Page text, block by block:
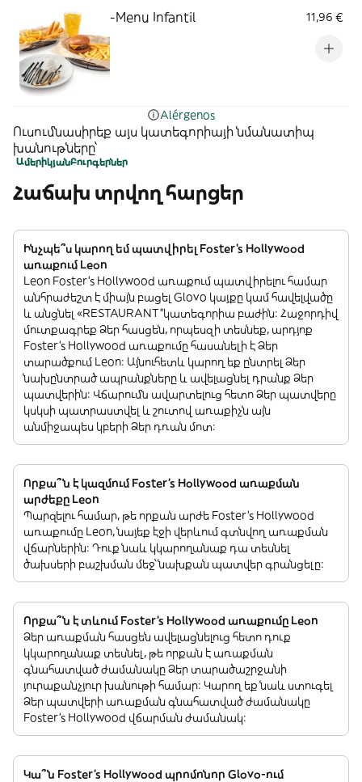
-Menu Infantil 11,96 €
Alérgenos
Ուսումնասիրեք այս կատեգորիայի նմանատիպ
խանութները՝
ԱմերիկյանԲուրգերներ
Հաճախ տրվող հարցեր
Ինչպե՞ս կարող եմ պատվիրել Foster's Hollywood
առաքում Leon
Leon Foster's Hollywood առաքում պատվիրելու համար
անհրաժեշտ է միայն բացել Glovo կայքը կամ հավելվածը
և անցնել «RESTAURANT”կատեգորիա բաժին: Հաջորդիվ
մուտքագրեք Ձեր հասցեն, որպեսզի տեսնեք, արդյոք
Foster's Hollywood առաքումը հասանելի է Ձեր
տարածքում Leon: Այնուհետև կարող եք ընտրել Ձեր
նախընտրած ապրանքները և ավելացնել դրանք Ձեր
պատվերին: Վճարումն ավարտելուց հետո Ձեր պատվերը
կսկսի պատրաստվել և շուտով առաքիչն այն
անմիջապես կբերի Ձեր դռան մոտ:
Որքա՞ն է կազմում Foster's Hollywood առաքման
արժեքը Leon
Պարզելու համար, թե որքան արժե Foster's Hollywood
առաքումը Leon, նայեք էջի վերևում գտնվող առաքման
վճարներին: Դուք նաև կկարողանաք դա տեսնել
ծախսերի բաշխման մեջ՝ նախքան պատվեր գրանցելը:
Որքա՞ն է տևում Foster's Hollywood առաքումը Leon
Ձեր առաքման հասցեն ավելացնելուց հետո դուք
կկարողանաք տեսնել, թե որքան է առաքման
գնահատված ժամանակը Ձեր տարածաշրջանի
յուրաքանչյուր խանութի համար: Կարող եք նաև ստուգել
Ձեր պատվերի առաքման գնահատված ժամանակը
Foster's Hollywood վճարման ժամանակ:
Կա՞ն Foster's Hollywood պրոմոնոր Glovo-ում